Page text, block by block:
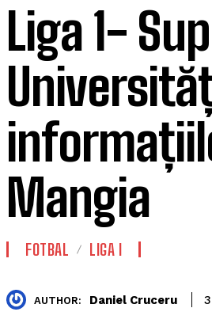
Liga 1-
Mangia
FOTBAL LIGA I
AUTHOR: Daniel Cruceru